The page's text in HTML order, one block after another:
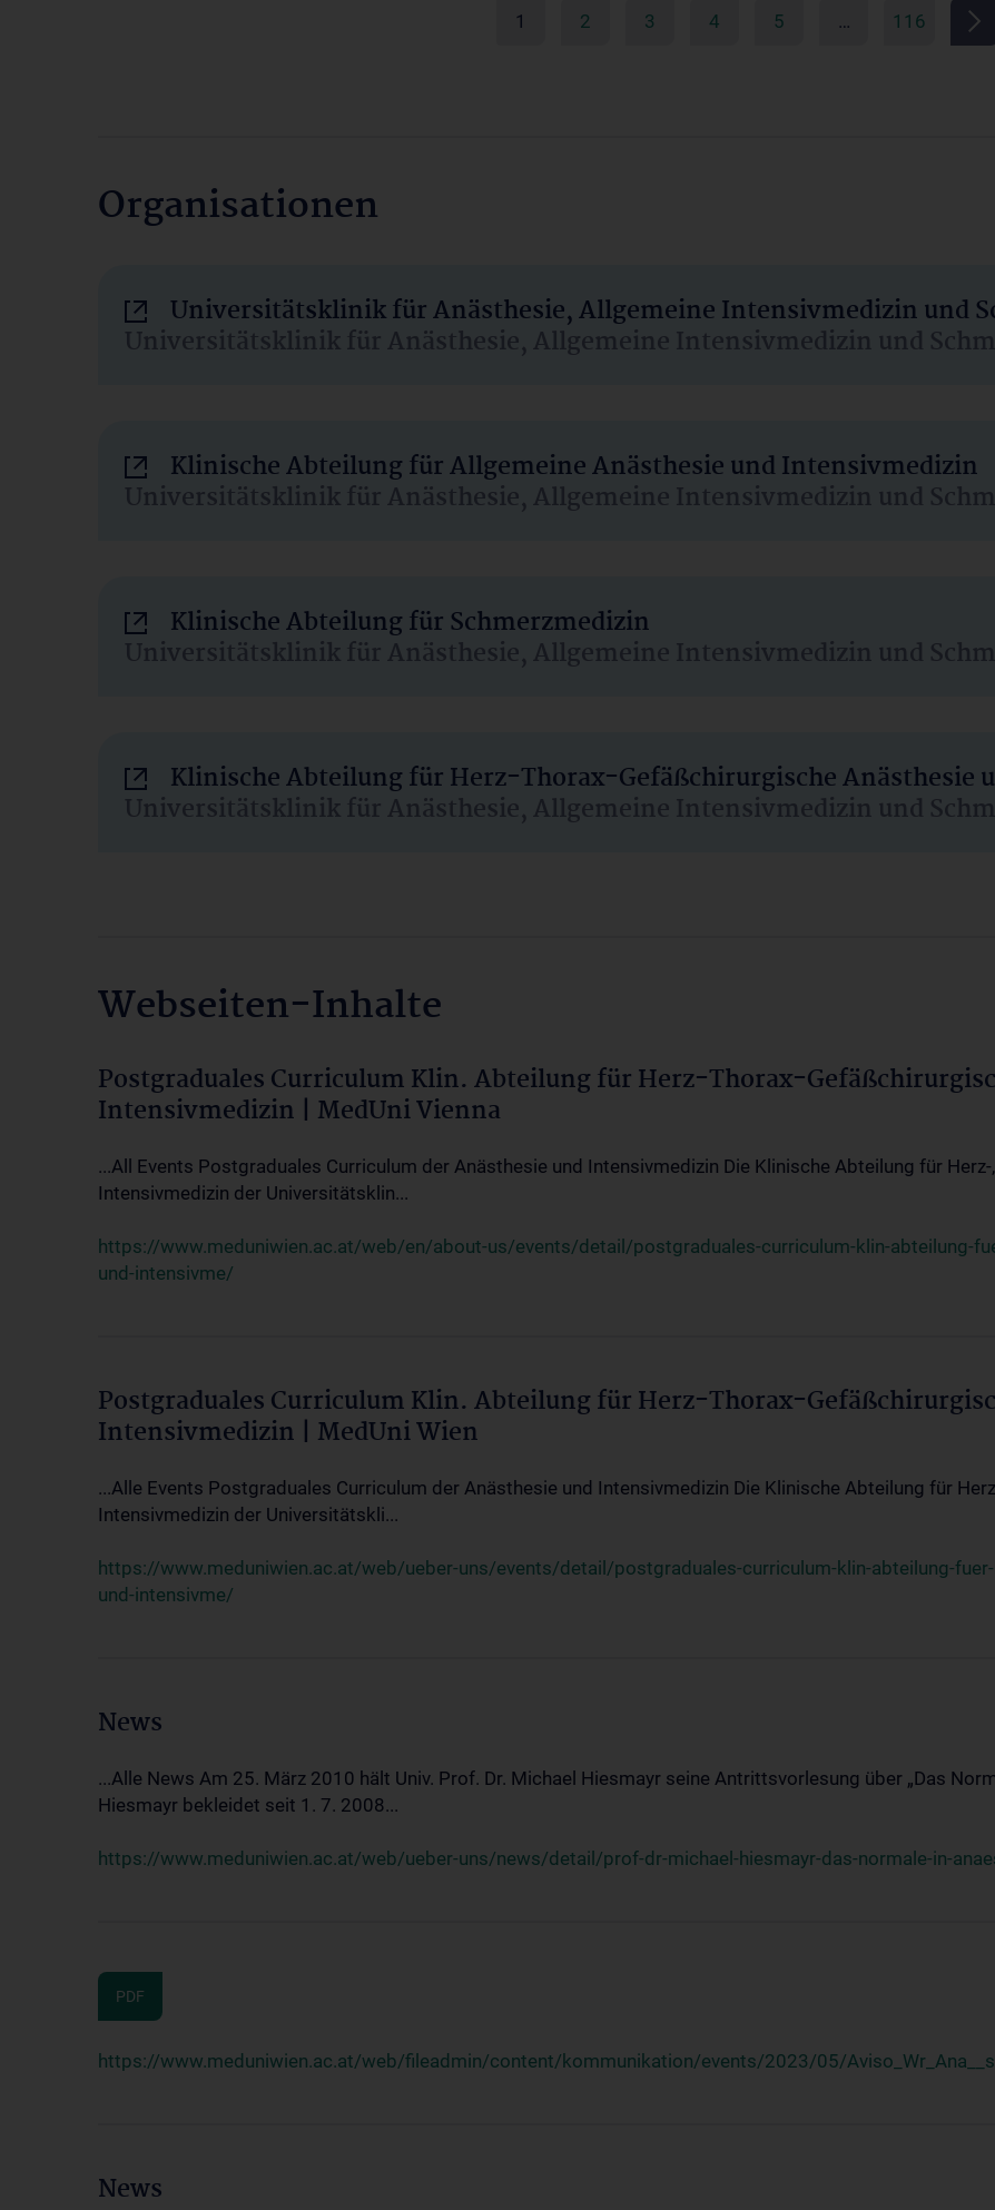
1 2 3 4 5 … 116
Organisationen
Universitätsklinik für Anästhesie, Allgemeine Intensivmedizin und
Universitätsklinik für Anästhesie, Allgemeine Intensivmedizin und
Klinische Abteilung für Allgemeine Anästhesie und Intensivmedizin
Universitätsklinik für Anästhesie, Allgemeine Intensivmedizin und
Klinische Abteilung für Schmerzmedizin
Universitätsklinik für Anästhesie, Allgemeine Intensivmedizin und
Klinische Abteilung für Herz-Thorax-Gefäßchirurgische Anästhesie
Universitätsklinik für Anästhesie, Allgemeine Intensivmedizin und
Webseiten-Inhalte
Postgraduales Curriculum Klin. Abteilung für Herz-Thorax-
Intensivmedizin | MedUni Vienna
...All Events Postgraduales Curriculum der Anästhesie und Intensivmedizin Die Klinische Abteilung für
Intensivmedizin der Universitätsklin...
https://www.meduniwien.ac.at/web/en/about-us/events/detail/postgraduales-curriculum-klin-abteilung-
und-intensivme/
Postgraduales Curriculum Klin. Abteilung für Herz-Thorax-
Intensivmedizin | MedUni Wien
...Alle Events Postgraduales Curriculum der Anästhesie und Intensivmedizin Die Klinische Abteilung für
Intensivmedizin der Universitätskli...
https://www.meduniwien.ac.at/web/ueber-uns/events/detail/postgraduales-curriculum-klin-abteilung-
und-intensivme/
News
...Alle News Am 25. März 2010 hält Univ. Prof. Dr. Michael Hiesmayr seine Antrittsvorlesung über „Das
Hiesmayr bekleidet seit 1. 7. 2008...
https://www.meduniwien.ac.at/web/ueber-uns/news/detail/prof-dr-michael-hiesmayr-das-normale-in-
PDF
https://www.meduniwien.ac.at/web/fileadmin/content/kommunikation/events/2023/05/
News